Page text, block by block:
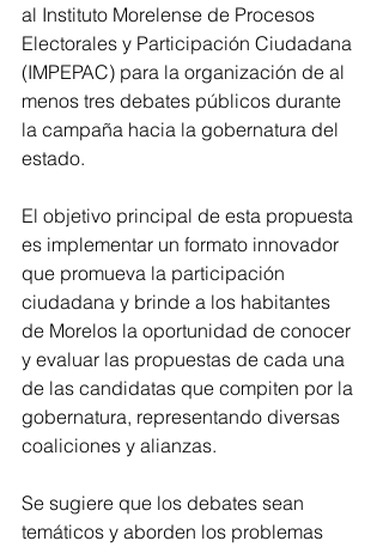
al Instituto Morelense de Procesos
Electorales y Participación Ciudadana
(IMPEPAC) para la organización de al
menos tres debates públicos durante
la campaña hacia la gobernatura del
estado.
El objetivo principal de esta propuesta
es implementar un formato innovador
que promueva la participación
ciudadana y brinde a los habitantes
de Morelos la oportunidad de conocer
y evaluar las propuestas de cada una
de las candidatas que compiten por la
gobernatura, representando diversas
coaliciones y alianzas.
Se sugiere que los debates sean
temáticos y aborden los problemas